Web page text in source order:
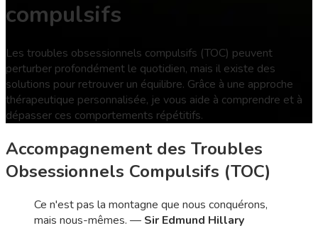
compulsifs
Les troubles obsessionnels compulsifs (TOC) peuvent
perturber profondément le quotidien, mais il existe des
solutions pour retrouver un équilibre. Grâce à une approche
thérapeutique personnalisée, je vous aide à comprendre et à
dépasser ces comportements répétitifs.
Accompagnement des Troubles
Obsessionnels Compulsifs (TOC)
Ce n'est pas la montagne que nous conquérons,
mais nous-mêmes. — Sir Edmund Hillary